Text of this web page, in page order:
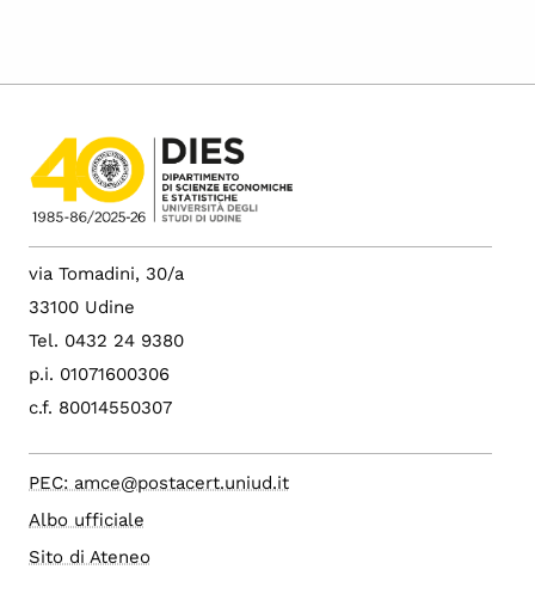
via Tomadini, 30/a
33100 Udine
Tel. 0432 24 9380
p.i. 01071600306
c.f. 80014550307
PEC: amce@postacert.uniud.it
Albo ufficiale
Sito di Ateneo